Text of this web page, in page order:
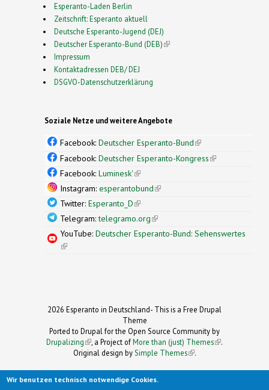
Esperanto-Laden Berlin
Zeitschrift: Esperanto aktuell
Deutsche Esperanto-Jugend (DEJ)
Deutscher Esperanto-Bund (DEB)(link is external)
Impressum
Kontaktadressen DEB/ DEJ
DSGVO-Datenschutzerklärung
Soziale Netze und weitere Angebote
Facebook: Deutscher Esperanto-Bund(link is
external)
Facebook: Deutscher Esperanto-Kongress(link is
Facebook: Luminesk'(link is external)
Instagram: esperantobund(link is external)
Twitter: Esperanto_D(link is external)
Telegram:telegramo.org(link is external)
YouTube: Deutscher Esperanto-Bund: Sehenswertes
(link is external)
2026 Esperanto in Deutschland- This is a Free Drupal
Theme
Ported to Drupal for the Open Source Community by
Drupalizing(link is external)
, a Project ofMore than (just) Themes (link is
.
Original design by Simple Themes
(link is
.
Wir benutzen technisch notwendige Cookies.